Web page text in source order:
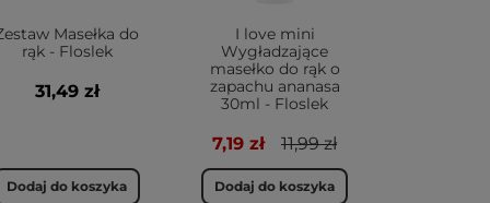
Masełka do
rąk - Floslek
31,49 zł
Dodaj do koszyka
I love mini
Wygładzające
masełko do rąk o
zapachu ananasa
30ml - Floslek
7,19 zł 11,99 zł
Dodaj do koszyka